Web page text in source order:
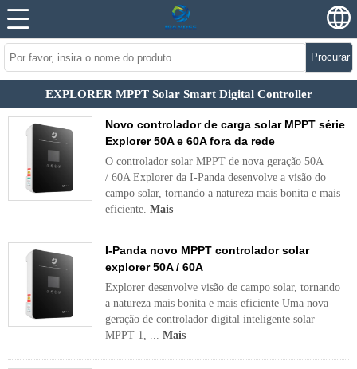
Procurar
EXPLORER MPPT Solar Smart Digital Controller
Novo controlador de carga solar MPPT série
Explorer 50A e 60A fora da rede
O controlador solar MPPT de nova geração 50A
/ 60A Explorer da I-Panda desenvolve a visão do
campo solar, tornando a natureza mais bonita e mais
eficiente. Mais
I-Panda novo MPPT controlador solar
explorer 50A / 60A
Explorer desenvolve visão de campo solar, tornando
a natureza mais bonita e mais eficiente Uma nova
geração de controlador digital inteligente solar
MPPT 1, ... Mais